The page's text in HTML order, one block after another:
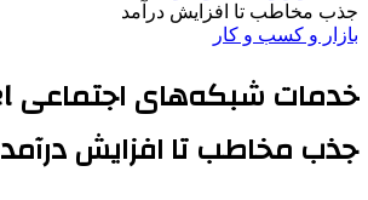
جذب مخاطب تا افزایش درآمد
بازار و کسب و کار
جذب مخاطب تا افزایش درآمد